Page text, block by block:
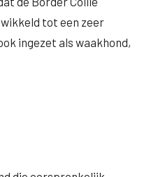
tot een zeer
ingezet als waakhond,